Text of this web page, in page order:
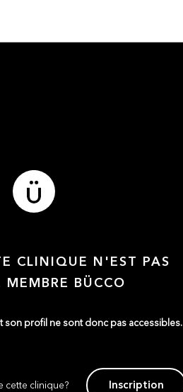
CLINIQUE N'EST PAS
MEMBRE BÜCCO
son profil ne sont donc pas accessibles.
cette clinique? Inscription